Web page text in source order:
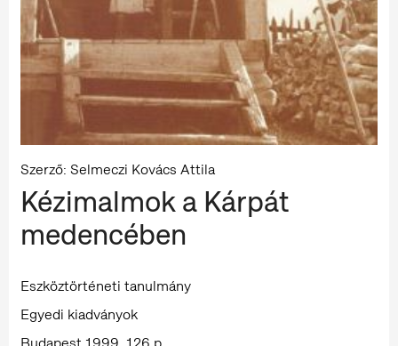
Szerző: Selmeczi Kovács Attila
Kézimalmok a Kárpát
medencében
Eszköztörténeti tanulmány
Egyedi kiadványok